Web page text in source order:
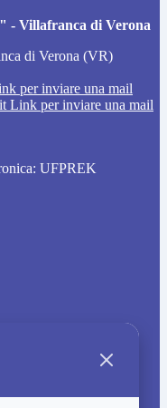
- Villafranca di Verona
di Verona (VR)
per inviare una mail
Link per inviare una mail
UFPREK